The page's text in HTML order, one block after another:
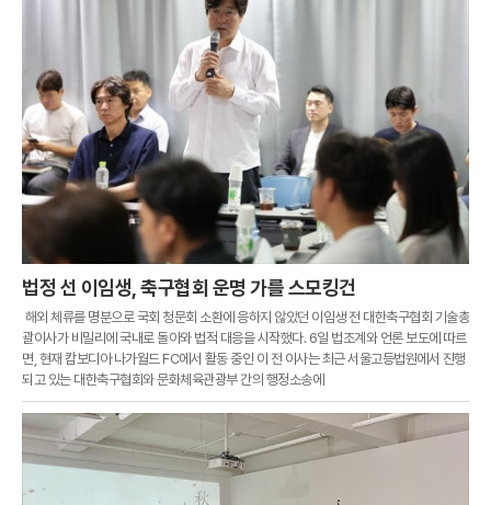
법정 선 이임생, 축구협회 운명 가를 스모킹건
해외 체류를 명분으로 국회 청문회 소환에 응하지 않았던 이임생 전 대한축구협회 기술총
괄이사가 비밀리에 국내로 돌아와 법적 대응을 시작했다. 6일 법조계와 언론 보도에 따르
면, 현재 캄보디아 나가월드 FC에서 활동 중인 이 전 이사는 최근 서울고등법원에서 진행
되고 있는 대한축구협회와 문화체육관광부 간의 행정소송에